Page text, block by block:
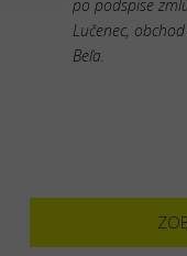
po podspise
Lučenec,
Beľa.